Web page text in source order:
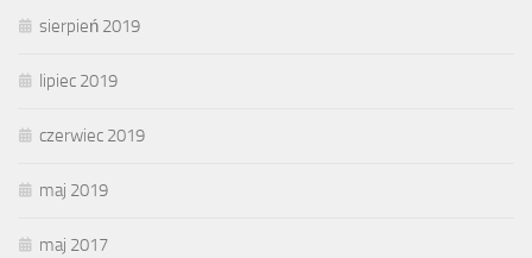
sierpień 2019
lipiec 2019
czerwiec 2019
maj 2019
maj 2017